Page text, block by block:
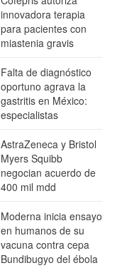
innovadora terapia
para pacientes con
miastenia gravis
Falta de diagnóstico
oportuno agrava la
gastritis en México:
especialistas
AstraZeneca y Bristol
Myers Squibb
negocian acuerdo de
400 mil mdd
Moderna inicia ensayo
en humanos de su
vacuna contra cepa
Bundibugyo del ébola